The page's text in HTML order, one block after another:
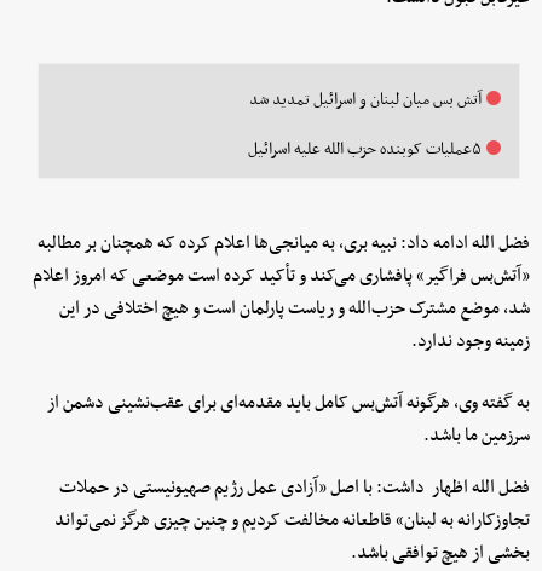
آتش بس میان لبنان و اسرائیل تمدید شد
۵عملیات کوبنده حزب الله علیه اسرائیل
فضل الله ادامه داد: نبیه بری، به میانجی‌ها اعلام کرده که همچنان بر مطالبه
«آتش‌بس فراگیر» پافشاری می‌کند و تأکید کرده است موضعی که امروز اعلام
شد، موضع مشترک حزب‌الله و ریاست پارلمان است و هیچ اختلافی در این
زمینه وجود ندارد.
به گفته وی، هرگونه آتش‌بس کامل باید مقدمه‌ای برای عقب‌نشینی دشمن از
سرزمین ما باشد.
فضل الله اظهار داشت: با اصل «آزادی عمل رژیم صهیونیستی در حملات
تجاوزکارانه به لبنان» قاطعانه مخالفت کردیم و چنین چیزی هرگز نمی‌تواند
بخشی از هیچ توافقی باشد.